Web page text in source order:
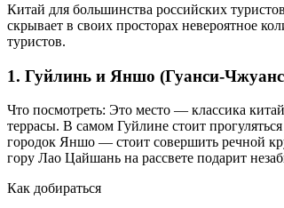
Китай для большинства российских
скрывает в своих просторах невероятное
туристов.
1. Гуйлинь и Яншо (Гуанси-
Что посмотреть: Это место — классика
террасы. В самом Гуйлине стоит
городок Яншо — стоит совершить речной
гору Лао Цайшань на рассвете подарит
Как добираться